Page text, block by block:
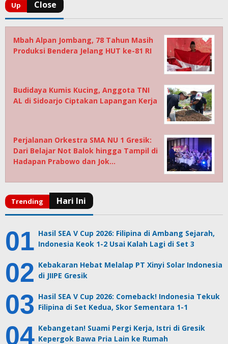
Mbah Alpan Jombang, 78 Tahun Masih
Produksi Bendera Jelang HUT ke-81 RI
Budidaya Kumis Kucing, Anggota TNI
AL di Sidoarjo Ciptakan Lapangan Kerja
Perjalanan Orkestra SMA NU 1 Gresik:
Dari Belajar Not Balok hingga Tampil di
Hadapan Prabowo dan Jok…
Hasil SEA V Cup 2026: Filipina di Ambang Sejarah,
Indonesia Keok 1-2 Usai Kalah Lagi di Set 3
Kebakaran Hebat Melalap PT Xinyi Solar Indonesia
di JIIPE Gresik
Hasil SEA V Cup 2026: Comeback! Indonesia Tekuk
Filipina di Set Kedua, Skor Sementara 1-1
Kebangetan! Suami Pergi Kerja, Istri di Gresik
Kepergok Bawa Pria Lain ke Rumah